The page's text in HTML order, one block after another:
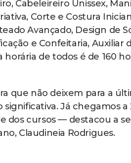
Cabeleireiro Unissex,
Corte e Costura
Avançado, Design de
e Confeitaria, Auxiliar
de todos é de 160
que não deixem para a
Já chegamos a
dos cursos — destacou a
Claudineia Rodrigues.